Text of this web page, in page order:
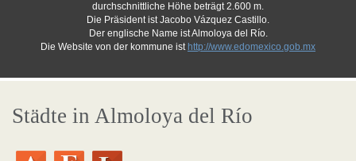
durchschnittliche Höhe beträgt 2.600 m.
Die Präsident ist Jacobo Vázquez Castillo.
Der englische Name ist Almoloya del Río.
Die Website von der kommune ist http://www.edomexico.gob.mx
Städte in Almoloya del Río